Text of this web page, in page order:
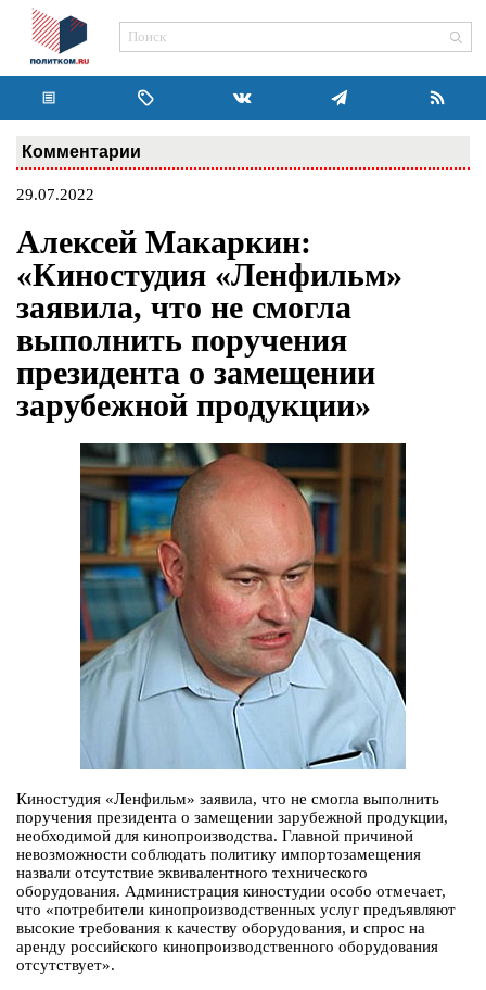
Комментарии
29.07.2022
Алексей Макаркин:
«Киностудия «Ленфильм»
заявила, что не смогла
выполнить поручения
президента о замещении
зарубежной продукции»
Киностудия «Ленфильм» заявила, что не смогла выполнить
поручения президента о замещении зарубежной продукции,
необходимой для кинопроизводства. Главной причиной
невозможности соблюдать политику импортозамещения
назвали отсутствие эквивалентного технического
оборудования. Администрация киностудии особо отмечает,
что «потребители кинопроизводственных услуг предъявляют
высокие требования к качеству оборудования, и спрос на
аренду российского кинопроизводственного оборудования
отсутствует».